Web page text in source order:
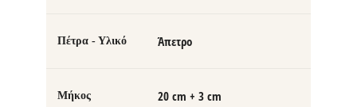
Πέτρα - Υλικό Άπετρο
Μήκος 20 cm + 3 cm